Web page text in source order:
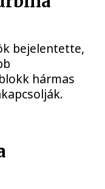
bejelentette,
hármas